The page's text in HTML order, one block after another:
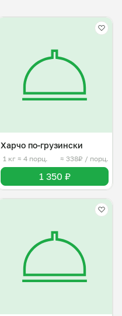
Харчо по-грузински
1 кг ≈ 4 порц. ≈ 338₽ / порц.
1 350 ₽